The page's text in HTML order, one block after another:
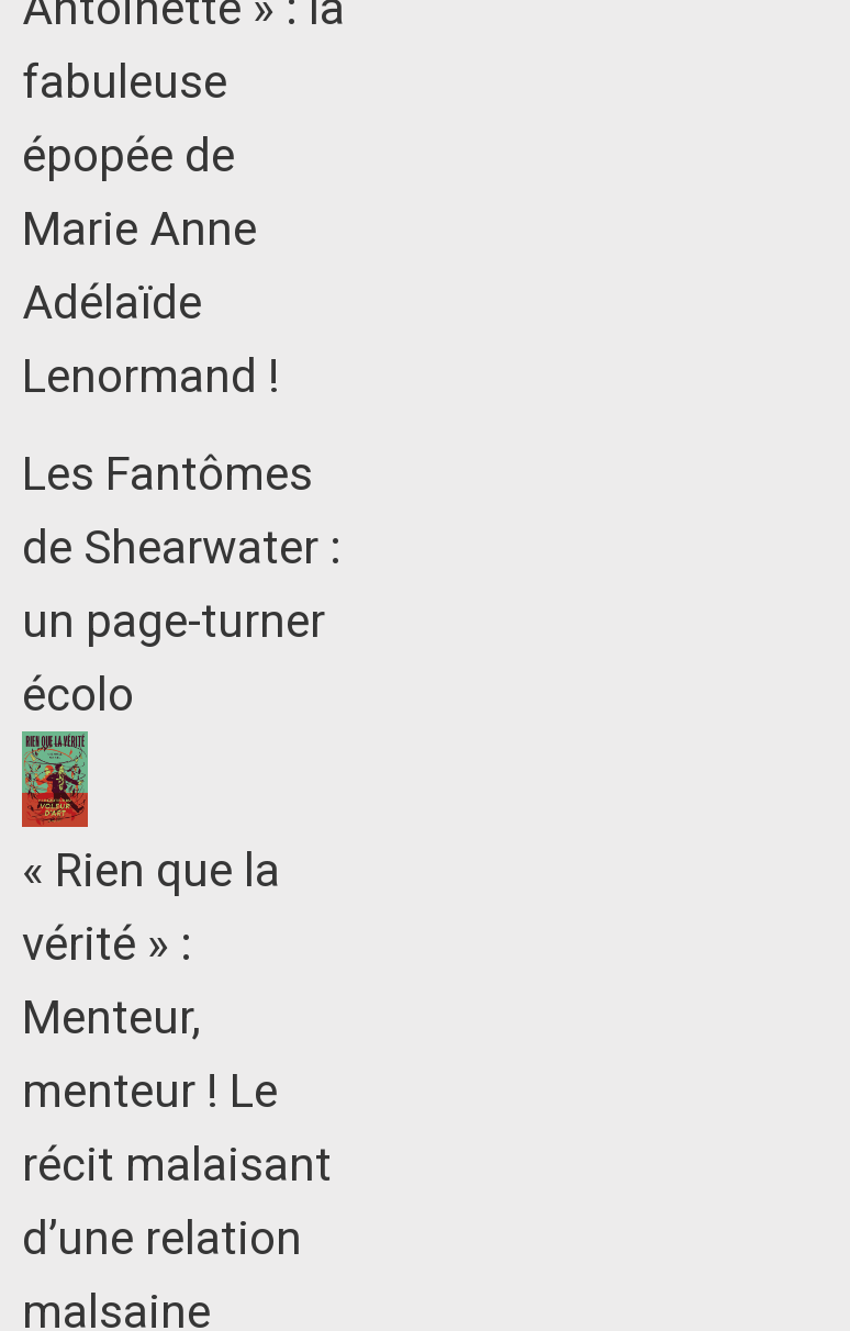
fabuleuse
épopée de
Marie Anne
Adélaïde
Lenormand !
Les Fantômes
de Shearwater :
un page-turner
écolo
« Rien que la
vérité » :
Menteur,
menteur ! Le
récit malaisant
d’une relation
malsaine